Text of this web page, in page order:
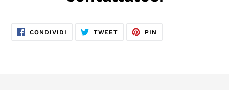
CONDIVIDI CONDIVIDITWEET TWITTA PIN